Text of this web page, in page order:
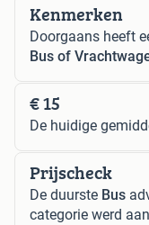
Kenmerken
Doorgaans heeft
Bus of
€ 15
De huidige
Prijscheck
De duurste Bus
categorie werd